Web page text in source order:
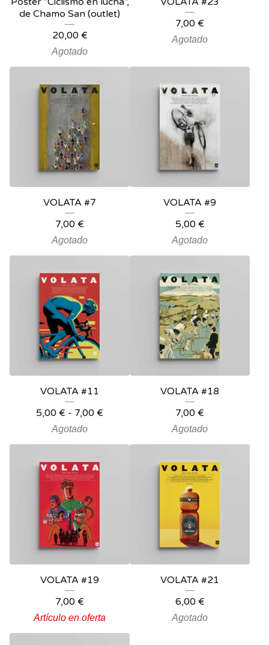
de Chamo San (outlet)
20,00 €
Agotado
7,00 €
Agotado
VOLATA #7
7,00 €
Agotado
VOLATA #9
5,00 €
Agotado
VOLATA #11
5,00 € - 7,00 €
Agotado
VOLATA #18
7,00 €
Agotado
VOLATA #19
7,00 €
Artículo en oferta
VOLATA #21
6,00 €
Agotado